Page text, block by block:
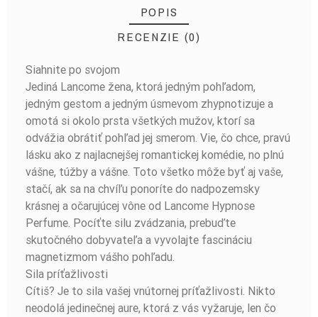
POPIS
RECENZIE (0)
Siahnite po svojom
Jediná Lancome žena, ktorá jedným pohľadom,
jedným gestom a jedným úsmevom zhypnotizuje a
omotá si okolo prsta všetkých mužov, ktorí sa
odvážia obrátiť pohľad jej smerom. Vie, čo chce, pravú
lásku ako z najlacnejšej romantickej komédie, no plnú
vášne, túžby a vášne. Toto všetko môže byť aj vaše,
stačí, ak sa na chvíľu ponoríte do nadpozemsky
krásnej a očarujúcej vône od Lancome Hypnose
Perfume. Pocíťte silu zvádzania, prebuďte
skutočného dobyvateľa a vyvolajte fascináciu
magnetizmom vášho pohľadu.
Sila príťažlivosti
Cítiš? Je to sila vašej vnútornej príťažlivosti. Nikto
neodolá jedinečnej aure, ktorá z vás vyžaruje, len čo
BUĎTE PRVÝ, KTO NAPÍŠE RECENZIU!